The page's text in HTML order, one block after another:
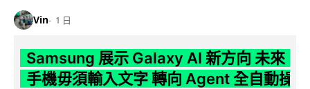
Vin 1 日
Samsung 展示 Galaxy AI 新方向 未來
手機毋須輸入文字 轉向 Agent 全自動操